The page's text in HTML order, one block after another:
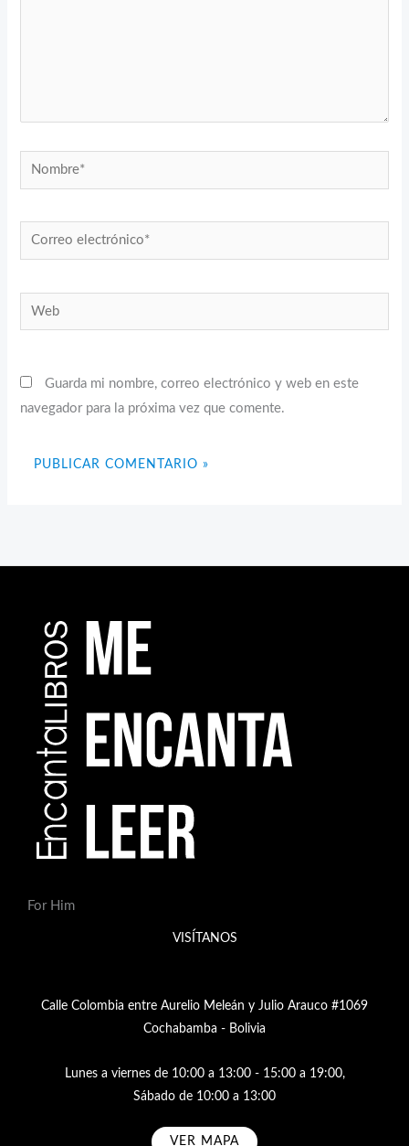
Nombre*
Correo
electrónico*
Web
Guarda mi nombre, correo electrónico y web en este
navegador para la próxima vez que comente.
For Him
VISÍTANOS
Calle Colombia entre Aurelio Meleán y Julio Arauco #1069
Cochabamba - Bolivia
Lunes a viernes de 10:00 a 13:00 - 15:00 a 19:00,
Sábado de 10:00 a 13:00
VER MAPA